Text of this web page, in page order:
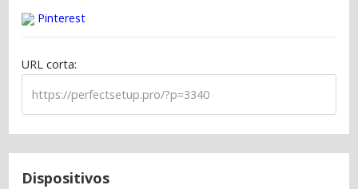
e
n
Pinterest
URL corta:
Dispositivos